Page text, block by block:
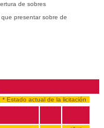
de sobres
presentar sobre de
* Estado actual de la licitación